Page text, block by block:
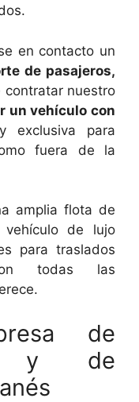
en contacto un
de pasajeros,
contratar nuestro
un vehículo con
exclusiva para
fuera de la
amplia flota de
vehículo de lujo
para traslados
todas las
de
y de